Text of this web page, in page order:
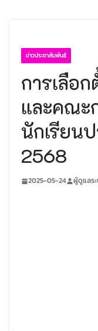
ข่าวประชาสัมพันธ์
การเลือ
และคณะ
นักเรียน
2568
2025-05-24 ผู้ดูแลร